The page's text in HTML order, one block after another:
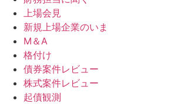
上場会見
新規上場企業のいま
M＆A
格付け
債券案件レビュー
株式案件レビュー
起債観測